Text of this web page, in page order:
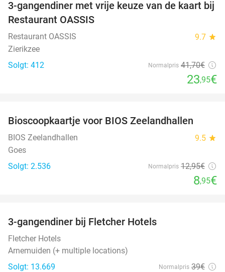
43%
3-gangendiner met vrije keuze van de kaart bij
Restaurant OASSIS
Restaurant OASSIS 9.7 star
Zierikzee
Solgt: 412
Normalpris 41,70€
23,95€
Bioscoopkaartje voor BIOS Zeelandhallen
BIOS Zeelandhallen 9.5 star
Goes
Solgt: 2.536
Normalpris 12,95€
8,95€
3-gangendiner bij Fletcher Hotels
Fletcher Hotels
Arnemuiden (+ multiple locations)
Solgt: 13.669
Normalpris 39€